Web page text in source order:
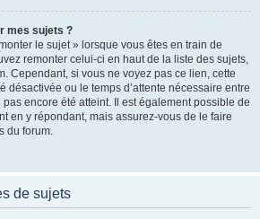
mes sujets ?
le sujet » lorsque vous êtes en train de
remonter celui-ci en haut de la liste des sujets,
Cependant, si vous ne voyez pas ce lien, cette
désactivée ou le temps d’attente nécessaire entre
pas encore été atteint. Il est également possible de
en y répondant, mais assurez-vous de le faire
du forum.
de sujets